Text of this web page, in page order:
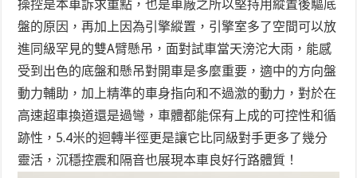
操控是本車訴求重點，也是車廠之所以堅持用縱置後驅底
盤的原因，再加上因為引擎縱置，引擎室多了空間可以放
進同級罕見的雙A臂懸吊，面對試車當天滂沱大雨，能感
受到出色的底盤和懸吊對開車是多麼重要，適中的方向盤
動力輔助，加上精準的車身指向和不過激的動力，對於在
高速超車換道還是過彎，車體都能保有上成的可控性和循
跡性，5.4米的迴轉半徑更是讓它比同級對手更多了幾分
靈活，沉穩控震和隔音也展現本車良好行路體質！